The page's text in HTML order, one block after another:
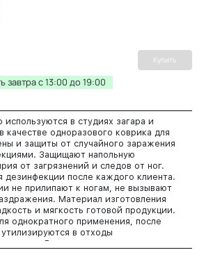
Купить
завтра c 13:00 до 19:00
в студиях загара и
качестве одноразового коврика для
и защиты от случайного заражения
Защищают напольную
от загрязнений и следов от ног.
после каждого клиента.
не прилипают к ногам, не вызывают
Материал изготовления
и мягкость готовой продукции.
однократного применения, после
в отходы
класса. Выпускаются в рулоне.